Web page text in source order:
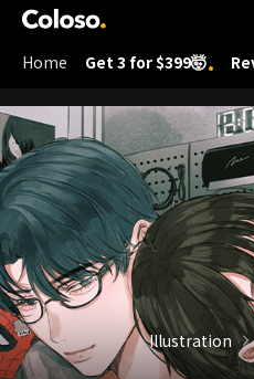
Coloso.
Coloso Menu
Home Get 3 for $399🤯
Illustration